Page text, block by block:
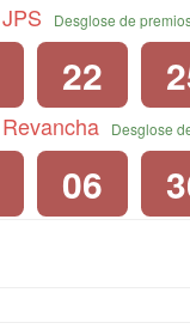
Desglose de
22
Desglose
06